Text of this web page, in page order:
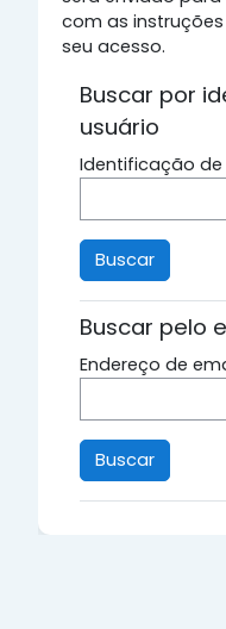
com as
seu acesso.
Buscar por
usuário
Identificação de
Buscar pelo
Endereço de